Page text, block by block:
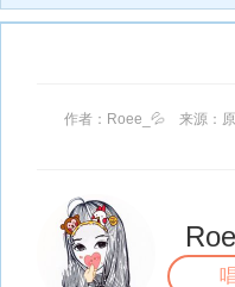
作者：Roee_💦 来源：